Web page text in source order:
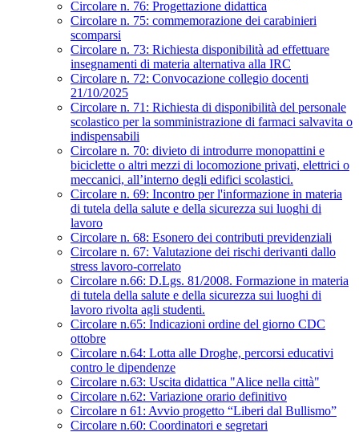
Circolare n. 76: Progettazione didattica
Circolare n. 75: commemorazione dei carabinieri
scomparsi
Circolare n. 73: Richiesta disponibilità ad effettuare
insegnamenti di materia alternativa alla IRC
Circolare n. 72: Convocazione collegio docenti
21/10/2025
Circolare n. 71: Richiesta di disponibilità del personale
scolastico per la somministrazione di farmaci salvavita o
indispensabili
Circolare n. 70: divieto di introdurre monopattini e
biciclette o altri mezzi di locomozione privati, elettrici o
meccanici, all’interno degli edifici scolastici.
Circolare n. 69: Incontro per l'informazione in materia
di tutela della salute e della sicurezza sui luoghi di
lavoro
Circolare n. 68: Esonero dei contributi previdenziali
Circolare n. 67: Valutazione dei rischi derivanti dallo
stress lavoro-correlato
Circolare n.66: D.Lgs. 81/2008. Formazione in materia
di tutela della salute e della sicurezza sui luoghi di
lavoro rivolta agli studenti.
Circolare n.65: Indicazioni ordine del giorno CDC
ottobre
Circolare n.64: Lotta alle Droghe, percorsi educativi
contro le dipendenze
Circolare n.63: Uscita didattica "Alice nella città"
Circolare n.62: Variazione orario definitivo
Circolare n 61: Avvio progetto “Liberi dal Bullismo”
Circolare n.60: Coordinatori e segretari